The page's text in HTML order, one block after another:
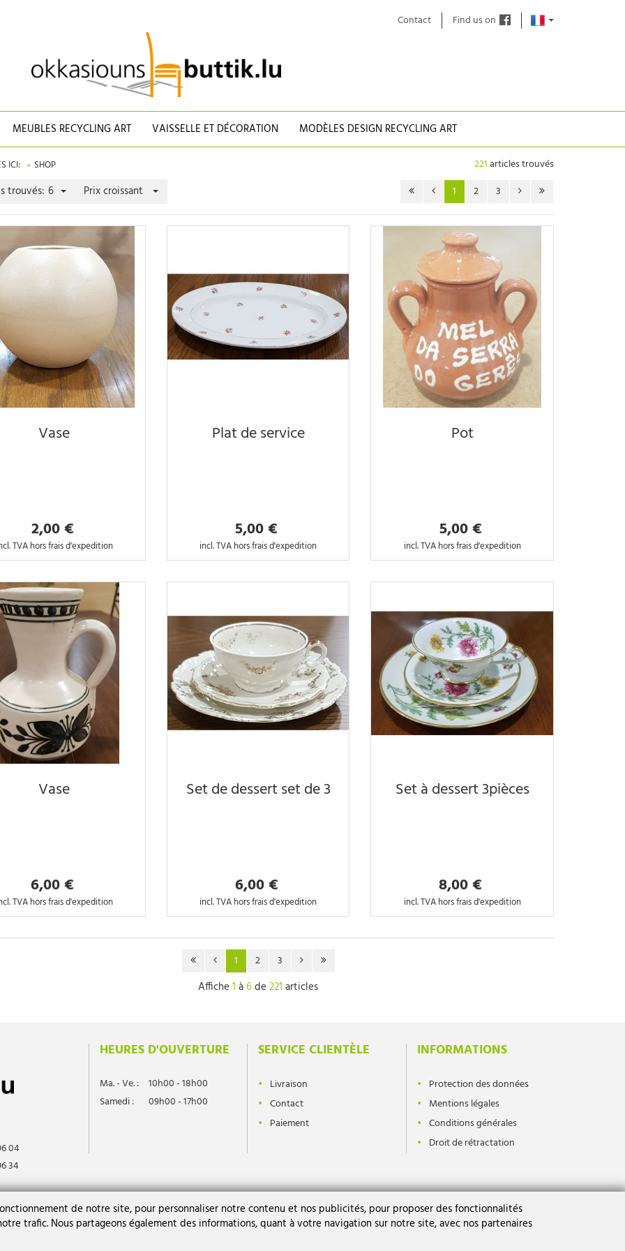
de notre site, pour personnaliser notre contenu et nos publicités, pour proposer des fonctionnalités
trafic. Nous partageons également des informations, quant à votre navigation sur notre site, avec nos partenaires
Contact Find us on
MEUBLES RECYCLING ART VAISSELLE ET DÉCORATION MODÈLES DESIGN RECYCLING ART
ICI: SHOP 221articles trouvés
trouvés: 6 Prix croissant 1 2 3
Vase
2,00 €
TVA hors frais d'expedition
Plat de service
5,00 €
incl. TVA hors frais d'expedition
Pot
5,00 €
incl. TVA hors frais d'expedition
Vase
6,00 €
TVA hors frais d'expedition
Set de dessert set de 3
6,00 €
incl. TVA hors frais d'expedition
Set à dessert 3pièces
8,00 €
incl. TVA hors frais d'expedition
1 2 3
Affiche1à6de221articles
04
34
HEURES D'OUVERTURE
Ma. - Ve. :
10h00 - 18h00
Samedi :
09h00 - 17h00
SERVICE CLIENTÈLE
Livraison
Contact
Paiement
INFORMATIONS
Protection des données
Mentions légales
Conditions générales
Droit de rétractation